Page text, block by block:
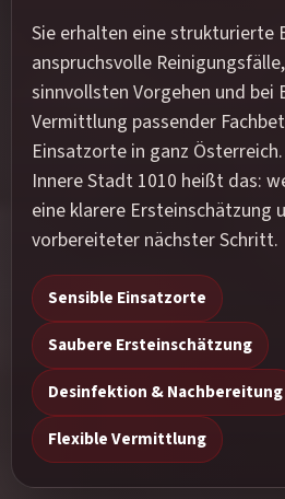
Sie erhalten eine strukturierte
anspruchsvolle
sinnvollsten Vorgehen und bei
Vermittlung passender
Einsatzorte in ganz
Innere Stadt 1010 heißt das:
eine klarere Ersteinschätzung
vorbereiteter nächster Schritt.
Sensible Einsatzorte
Saubere Ersteinschätzung
Desinfektion & Nachbereitung
Flexible Vermittlung